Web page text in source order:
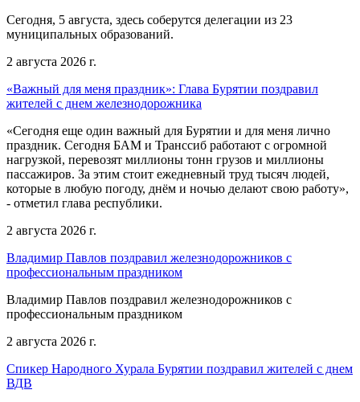
Сегодня, 5 августа, здесь соберутся делегации из 23
муниципальных образований.
2 августа 2026 г.
«Важный для меня праздник»: Глава Бурятии поздравил
жителей с днем железнодорожника
«Сегодня еще один важный для Бурятии и для меня лично
праздник. Сегодня БАМ и Транссиб работают с огромной
нагрузкой, перевозят миллионы тонн грузов и миллионы
пассажиров. За этим стоит ежедневный труд тысяч людей,
которые в любую погоду, днём и ночью делают свою работу»,
- отметил глава республики.
2 августа 2026 г.
Владимир Павлов поздравил железнодорожников с
профессиональным праздником
Владимир Павлов поздравил железнодорожников с
профессиональным праздником
2 августа 2026 г.
Спикер Народного Хурала Бурятии поздравил жителей с днем
ВДВ